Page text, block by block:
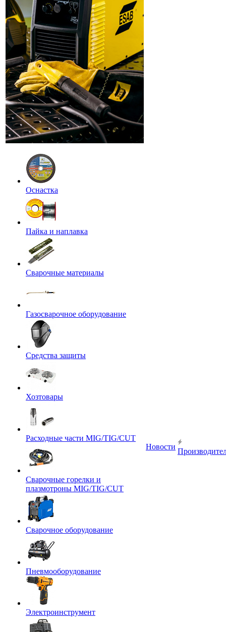
Оснастка
Пайка и наплавка
Сварочные материалы
Газосварочное оборудование
Средства защиты
Хозтовары
Расходные части MIG/TIG/CUT
Сварочные горелки и
плазмотроны MIG/TIG/CUT
Сварочное оборудование
Пневмооборудование
Электроинструмент
Новости